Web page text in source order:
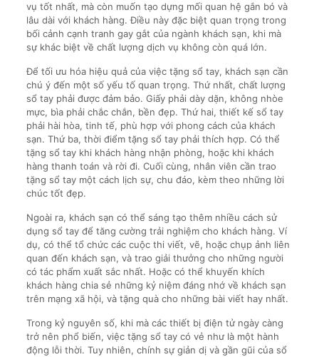
vụ tốt nhất, mà còn muốn tạo dựng mối quan hệ gắn bó và
lâu dài với khách hàng. Điều này đặc biệt quan trọng trong
bối cảnh cạnh tranh gay gắt của ngành khách sạn, khi mà
sự khác biệt về chất lượng dịch vụ không còn quá lớn.
Để tối ưu hóa hiệu quả của việc tặng sổ tay, khách sạn cần
chú ý đến một số yếu tố quan trọng. Thứ nhất, chất lượng
sổ tay phải được đảm bảo. Giấy phải dày dặn, không nhòe
mực, bìa phải chắc chắn, bền đẹp. Thứ hai, thiết kế sổ tay
phải hài hòa, tinh tế, phù hợp với phong cách của khách
sạn. Thứ ba, thời điểm tặng sổ tay phải thích hợp. Có thể
tặng sổ tay khi khách hàng nhận phòng, hoặc khi khách
hàng thanh toán và rời đi. Cuối cùng, nhân viên cần trao
tặng sổ tay một cách lịch sự, chu đáo, kèm theo những lời
chúc tốt đẹp.
Ngoài ra, khách sạn có thể sáng tạo thêm nhiều cách sử
dụng sổ tay để tăng cường trải nghiệm cho khách hàng. Ví
dụ, có thể tổ chức các cuộc thi viết, vẽ, hoặc chụp ảnh liên
quan đến khách sạn, và trao giải thưởng cho những người
có tác phẩm xuất sắc nhất. Hoặc có thể khuyến khích
khách hàng chia sẻ những kỷ niệm đáng nhớ về khách sạn
trên mạng xã hội, và tặng quà cho những bài viết hay nhất.
Trong kỷ nguyên số, khi mà các thiết bị điện tử ngày càng
trở nên phổ biến, việc tặng sổ tay có vẻ như là một hành
động lỗi thời. Tuy nhiên, chính sự giản dị và gần gũi của sổ